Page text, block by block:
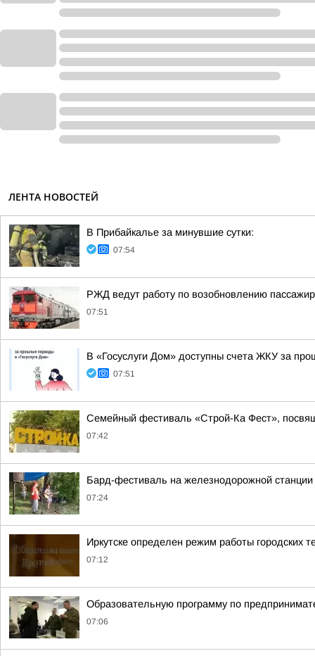
ЛЕНТА НОВОСТЕЙ
В Прибайкалье за минувшие сутки:
07:54
РЖД ведут работу по возобновлению
07:51
В «Госуслуги Дом» доступны счета ЖКУ за
07:51
Семейный фестиваль «Строй-Ка Фест»,
07:42
Бард-фестиваль на железнодорожной
07:24
Иркутске определен режим работы городских
07:12
Образовательную программу по
07:06